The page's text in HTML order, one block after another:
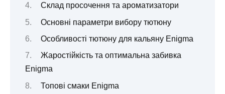
Склад просочення та ароматизатори
Основні параметри вибору тютюну
Особливості тютюну для кальяну Enigma
Жаростійкість та оптимальна забивка
Enigma
Топові смаки Enigma